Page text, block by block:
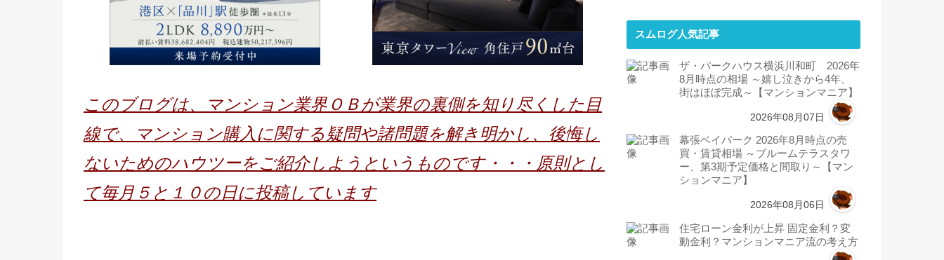
このブログは、マンション業界ＯＢが業界の裏側を知り尽くした目
線で、マンション購入に関する疑問や諸問題を解き明かし、後悔し
ないためのハウツーをご紹介しようというものです・・・原則とし
て毎月５と１０の日に投稿しています
スムログ人気記事
ザ・パークハウス横浜川和町 2026年
8月時点の相場 ～嬉し泣きから4年、
街はほぼ完成～【マンションマニア】
2026年08月07日
幕張ベイパーク 2026年8月時点の売
買・賃貸相場 ～ブルームテラスタワ
ー、第3期予定価格と間取り～【マン
ションマニア】
2026年08月06日
住宅ローン金利が上昇 固定金利？変
動金利？マンションマニア流の考え方